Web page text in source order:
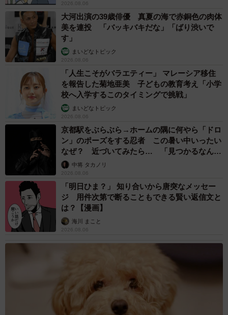
2026.08.06
大河出演の39歳俳優 真夏の海で赤銅色の肉体
美を連投 「バッキバキだな」「ばり渋いで
す」
まいどなトピック
2026.08.06
「人生こそがバラエティー」 マレーシア移住
を報告した菊地亜美 子どもの教育考え「小学
校へ入学するこのタイミングで挑戦」
まいどなトピック
2026.08.06
京都駅をぶらぶら→ホームの隅に何やら「ドロ
ン」のポーズをする忍者 この暑い中いったい
なぜ？ 近づいてみたら… 「見つかるなんて
未熟」中将 タカノリ
2026.08.06
「明日ひま？」 知り合いから唐突なメッセー
ジ 用件次第で断ることもできる賢い返信文と
は？【漫画】
海川 まこと
2026.08.06